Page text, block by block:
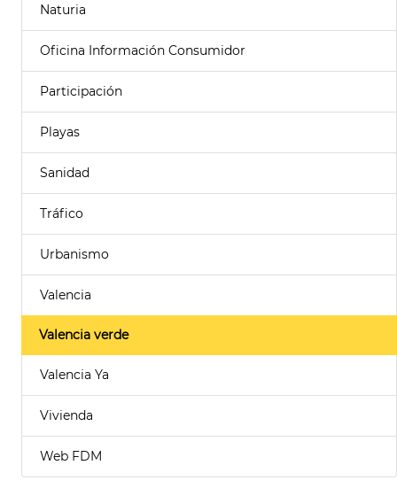
Naturia
Oficina Información Consumidor
Participación
Playas
Sanidad
Tráfico
Urbanismo
Valencia
Valencia verde
Valencia Ya
Vivienda
Web FDM